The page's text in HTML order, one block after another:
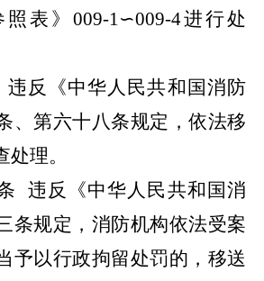
表》 009-1∽009-4进行处
违反《中华人民共和国消防
、第六十八条规定，依法移
理。
违反《中华人民共和国消
条规定，消防机构依法受案
予以行政拘留处罚的，移送